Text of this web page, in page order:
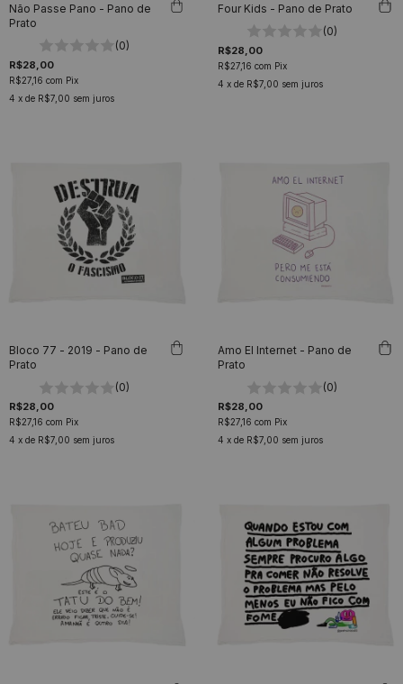
Não Passe Pano - Pano de
Prato
(0)
R$28,00
R$27,16 com Pix
4 x de R$7,00 sem juros
Four Kids - Pano de Prato
(0)
R$28,00
R$27,16 com Pix
4 x de R$7,00 sem juros
Bloco 77 - 2019 - Pano de
Prato
(0)
R$28,00
R$27,16 com Pix
4 x de R$7,00 sem juros
Amo El Internet - Pano de
Prato
(0)
R$28,00
R$27,16 com Pix
4 x de R$7,00 sem juros